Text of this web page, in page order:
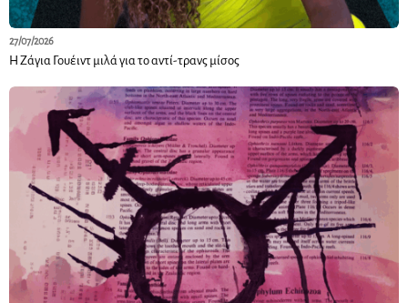
27/07/2026
Η Ζάγια Γουέιντ μιλά για το αντί-τρανς μίσος